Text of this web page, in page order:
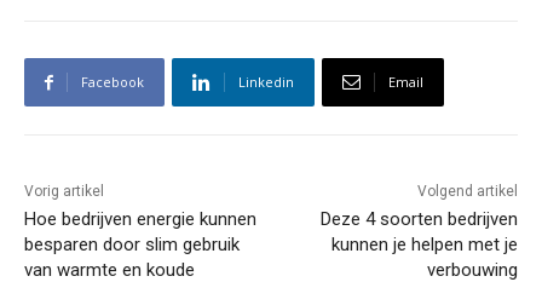
Facebook Linkedin Email
Vorig artikel
Hoe bedrijven energie kunnen
besparen door slim gebruik
van warmte en koude
Volgend artikel
Deze 4 soorten bedrijven
kunnen je helpen met je
verbouwing